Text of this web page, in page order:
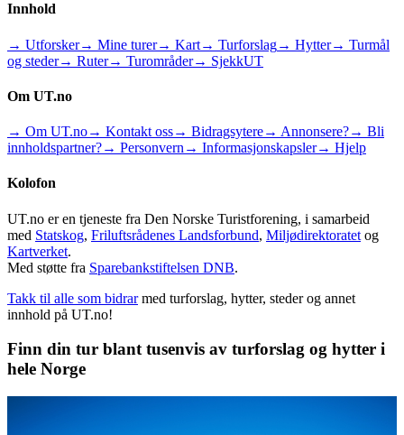
Innhold
→ Utforsker→ Mine turer→ Kart→ Turforslag→ Hytter→ Turmål
og steder→ Ruter→ Turområder→ SjekkUT
Om UT.no
→ Om UT.no→ Kontakt oss→ Bidragsytere→ Annonsere?→ Bli
innholdspartner?→ Personvern → Informasjonskapsler→ Hjelp
Kolofon
UT.no er en tjeneste fra Den Norske Turistforening, i samarbeid
med Statskog, Friluftsrådenes Landsforbund, Miljødirektoratet og
Kartverket.
Med støtte fra Sparebankstiftelsen DNB.
Takk til alle som bidrar med turforslag, hytter, steder og annet
innhold på UT.no!
Finn din tur blant tusenvis av turforslag og hytter i
hele Norge